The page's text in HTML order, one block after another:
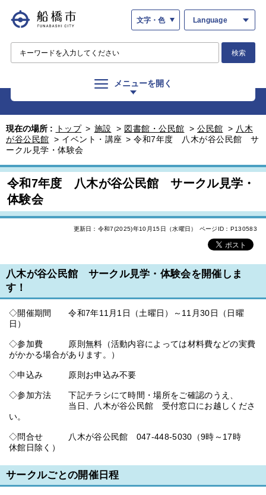
文字・色 Language
検索
メニューを開く
現在の場所 : トップ > 施設 > 図書館・公民館 > 公民館 > 八木
が谷公民館 > イベント・講座 > 令和7年度 八木が谷公民館 サ
ークル見学・体験会
令和7年度 八木が谷公民館 サークル見学・
体験会
更新日：令和7(2025)年10月15日（水曜日） ページID：P130583
八木が谷公民館 サークル見学・体験会を開催しま
す！
◇開催期間 令和7年11月1日（土曜日）～11月30日（日曜
日）
◇参加費 原則無料（活動内容によっては材料費などの実費
がかかる場合があります。）
◇申込み 原則お申込み不要
◇参加方法 下記チラシにて時間・場所をご確認のうえ、
当日、八木が谷公民館 受付窓口にお越しくださ
い。
◇問合せ 八木が谷公民館 047-448-5030（9時～17時
休館日除く）
サークルごとの開催日程